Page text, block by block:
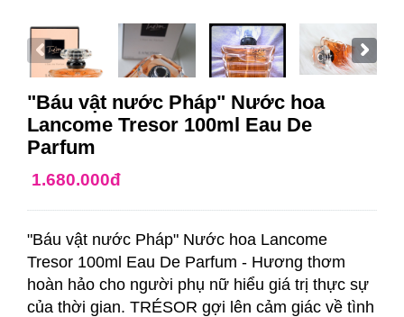
"Báu vật nước Pháp" Nước hoa
Lancome Tresor 100ml Eau De
Parfum
1.680.000đ
"Báu vật nước Pháp" Nước hoa Lancome
Tresor 100ml Eau De Parfum - Hương thơm
hoàn hảo cho người phụ nữ hiểu giá trị thực sự
của thời gian. TRÉSOR gợi lên cảm giác về tình